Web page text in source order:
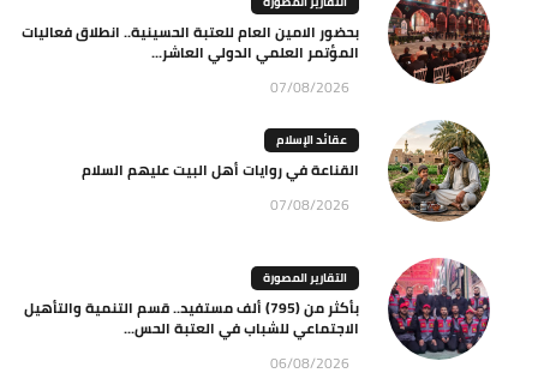
بحضور الامين العام للعتبة الحسينية.. انطلاق فعاليات
المؤتمر العلمي الدولي العاشر...
07/08/2026
عقائد الإسلام
القناعة في روايات أهل البيت عليهم السلام
07/08/2026
التقارير المصورة
بأكثر من (795) ألف مستفيد.. قسم التنمية والتأهيل
الاجتماعي للشباب في العتبة الحس...
06/08/2026